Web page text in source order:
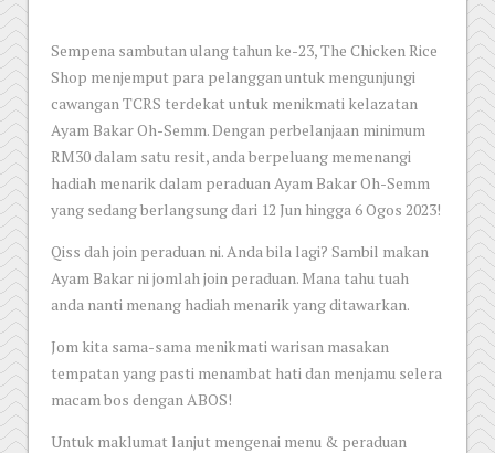
Sempena sambutan ulang tahun ke-23, The Chicken Rice
Shop menjemput para pelanggan untuk mengunjungi
cawangan TCRS terdekat untuk menikmati kelazatan
Ayam Bakar Oh-Semm. Dengan perbelanjaan minimum
RM30 dalam satu resit, anda berpeluang memenangi
hadiah menarik dalam peraduan Ayam Bakar Oh-Semm
yang sedang berlangsung dari 12 Jun hingga 6 Ogos 2023!
Qiss dah join peraduan ni. Anda bila lagi? Sambil makan
Ayam Bakar ni jomlah join peraduan. Mana tahu tuah
anda nanti menang hadiah menarik yang ditawarkan.
Jom kita sama-sama menikmati warisan masakan
tempatan yang pasti menambat hati dan menjamu selera
macam bos dengan ABOS!
Untuk maklumat lanjut mengenai menu & peraduan